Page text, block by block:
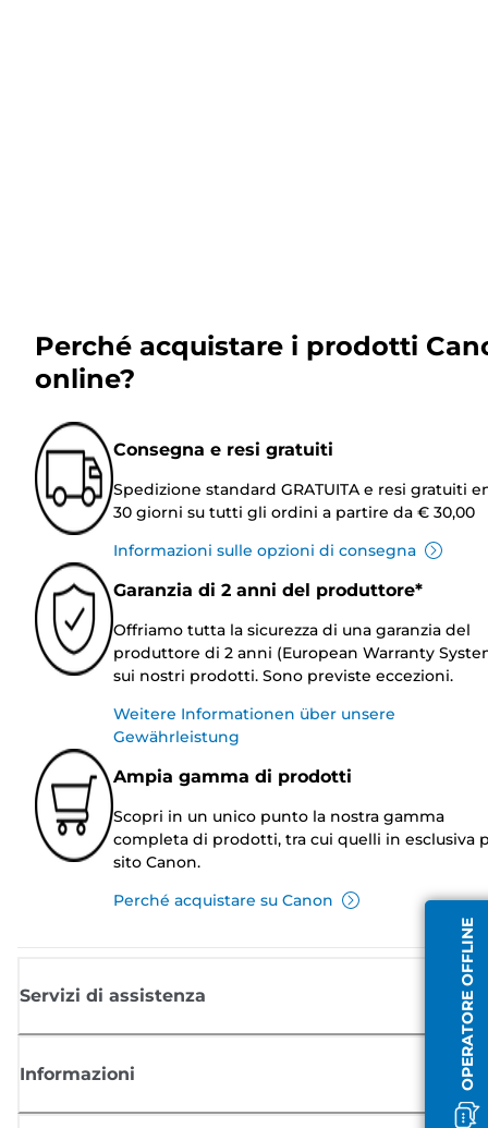
OPERATORE OFFLINE
Perché acquistare i prodotti
online?
Consegna e resi gratuiti
Spedizione standard GRATUITA e resi gratuiti
30 giorni su tutti gli ordini a partire da € 30,00
Informazioni sulle opzioni di consegna
Garanzia di 2 anni del produttore*
Offriamo tutta la sicurezza di una garanzia del
produttore di 2 anni (European Warranty
sui nostri prodotti. Sono previste eccezioni.
Weitere Informationen über unsere
Gewährleistung
Ampia gamma di prodotti
Scopri in un unico punto la nostra gamma
completa di prodotti, tra cui quelli in esclusiva
sito Canon.
Perché acquistare su Canon
Servizi di assistenza
Informazioni